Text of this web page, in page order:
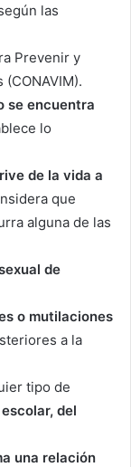
las
Prevenir y
se encuentra
lo
de la vida a
que
alguna de las
de
o mutilaciones
a la
tipo de
del
una relación